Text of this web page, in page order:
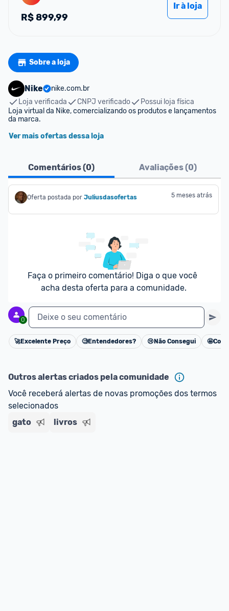
R$899,99
Ir à loja
Sobre a loja
Nike
nike.com.br
Loja verificada
CNPJ verificado
Possui loja física
Loja virtual da Nike, comercializando os produtos e lançamentos
da marca.
Ver mais ofertas dessa loja
Comentários (0) Avaliações (0)
Oferta postada por Juliusdasofertas 5 meses atrás
Faça o primeiro comentário! Diga o que você
acha desta oferta para a comunidade.
0 Deixe o seu comentário
Cancelar
🚀Excelente Preço 🧐Entendedores? 😢 Não Consegui 🤩
Outros alertas criados pela comunidade
Você receberá alertas de novas promoções dos termos
selecionados
gato
livros